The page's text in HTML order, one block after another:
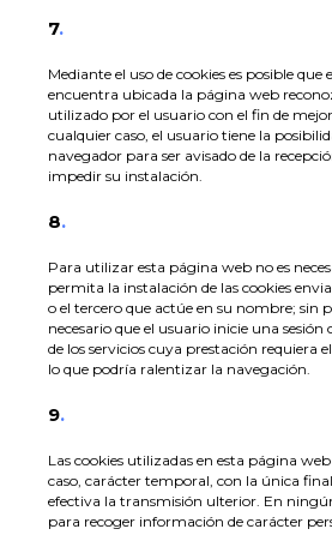
7.
Mediante el uso de cookies es posible que
encuentra ubicada la página web
utilizado por el usuario con el fin de
cualquier caso, el usuario tiene la
navegador para ser avisado de la
impedir su instalación.
8.
Para utilizar esta página web no es
permita la instalación de las cookies
o el tercero que actúe en su nombre; sin
necesario que el usuario inicie una
de los servicios cuya prestación requiera
lo que podría ralentizar la navegación.
9.
Las cookies utilizadas en esta página
caso, carácter temporal, con la única
efectiva la transmisión ulterior. En
para recoger información de carácter